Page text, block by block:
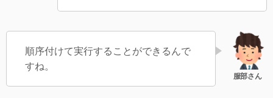
順序付けて実行することができるんで
すね。